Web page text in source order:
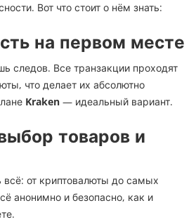
Вот что стоит о нём знать:
на первом месте
следов. Все транзакции проходят
что делает их абсолютно
Kraken — идеальный вариант.
товаров и
от криптовалюты до самых
анонимно и безопасно, как и